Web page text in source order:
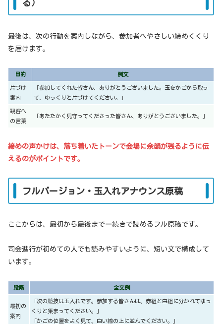
る）
最後は、次の行動を案内しながら、参加者へやさしい締めくくり
を届けます。
目的 例文
片づけ
案内
「参加してくれた皆さん、ありがとうございました。玉をかごから取っ
て、ゆっくりと片づけてください。」
観客へ
の言葉
「あたたかく見守ってくださった皆さん、ありがとうございました。」
締めの声かけは、落ち着いたトーンで会場に余韻が残るように伝
えるのがポイントです。
フルバージョン・玉入れアナウンス原稿
ここからは、最初から最後まで一続きで読めるフル原稿です。
司会進行が初めての人でも読みやすいように、短い文で構成して
います。
段階 全文例
最初の
案内
「次の競技は玉入れです。参加する皆さんは、赤組と白組に分かれてゆっ
くりと集まってください。」
「かごの位置をよく見て、白い線の上に並んでください。」